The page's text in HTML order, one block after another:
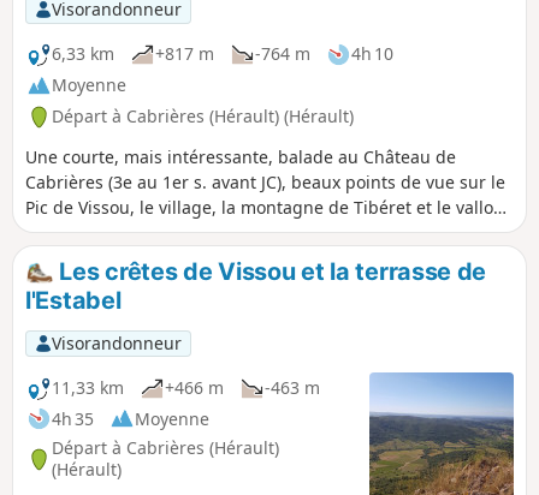
Visorandonneur
6,33 km
+817 m -764 m
4h 10
Moyenne
Départ à Cabrières (Hérault) (Hérault)
Une courte, mais intéressante, balade au Château de
Cabrières (3e au 1er s. avant JC), beaux points de vue sur le
Pic de Vissou, le village, la montagne de Tibéret et le vallon
des Pitrous. On traverse le beau et réputé vignoble de l'AOC
Cabrières Estabel.
Les crêtes de Vissou et la terrasse de
l'Estabel
Visorandonneur
11,33 km
+466 m
-463 m
4h 35
Moyenne
Départ à Cabrières (Hérault)
(Hérault)